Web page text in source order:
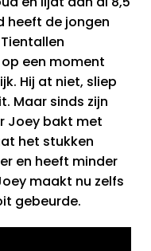
heeft de jongen
een moment
Hij at niet, sliep
Maar sinds zijn
Joey bakt met
het stukken
en heeft minder
maakt nu zelfs
gebeurde.